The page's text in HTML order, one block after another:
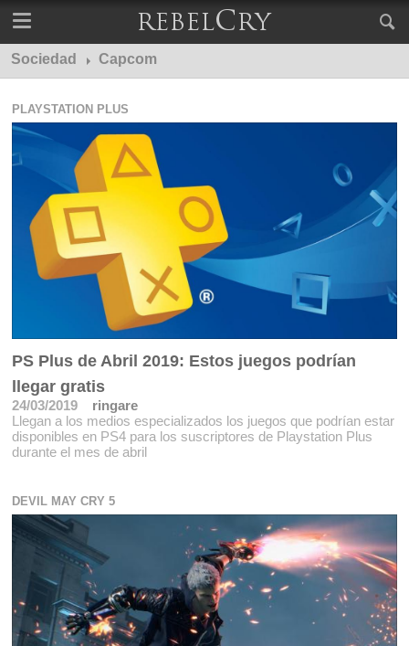
Sociedad Capcom
PLAYSTATION PLUS
PS Plus de Abril 2019: Estos juegos podrían
llegar gratis
24/03/2019
ringare
Llegan a los medios especializados los juegos que podrían estar
disponibles en PS4 para los suscriptores de Playstation Plus
durante el mes de abril
DEVIL MAY CRY 5